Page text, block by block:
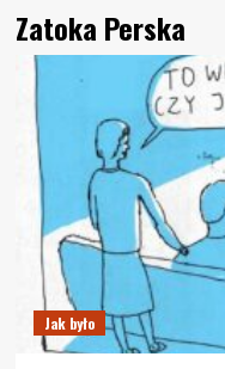
Zatoka Perska
Jak było